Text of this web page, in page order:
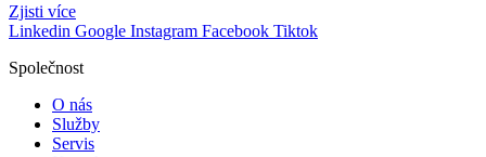
Zjisti více
Linkedin Google Instagram Facebook Tiktok
Společnost
O nás
Služby
Servis